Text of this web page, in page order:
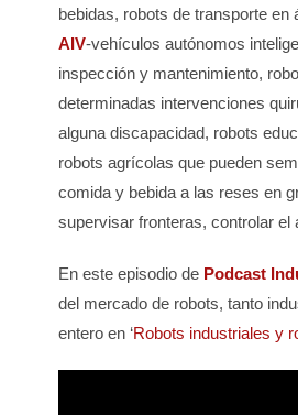
bebidas, robots de transporte en
AIV-vehículos autónomos
inspección y mantenimiento,
determinadas intervenciones
alguna discapacidad, robots
robots agrícolas que pueden
comida y bebida a las reses en
supervisar fronteras, controlar
En este episodio de Podcast
del mercado de robots, tanto
entero en ‘Robots industriales y